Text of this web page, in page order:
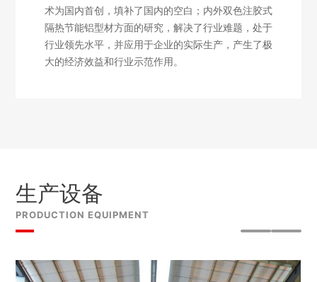
术为国内首创，填补了国内的空白；内外双色注胶式
隔热节能铝型材方面的研究，解决了行业难题，处于
行业领先水平，并应用于企业的实际生产，产生了极
大的经济效益和行业示范作用。
生产设备
PRODUCTION EQUIPMENT